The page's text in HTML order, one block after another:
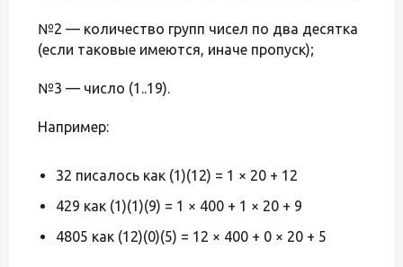
№2 — количество групп чисел по два десятка
(если таковые имеются, иначе пропуск);
№3 — число (1..19).
Например:
32 писалось как (1)(12) = 1 × 20 + 12
429 как (1)(1)(9) = 1 × 400 + 1 × 20 + 9
4805 как (12)(0)(5) = 12 × 400 + 0 × 20 + 5